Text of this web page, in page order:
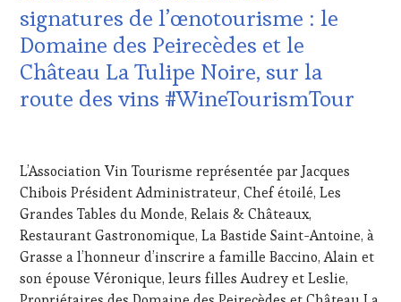
VIN
ET
DE
LA
HAUTE
GASTRONOMIE
DÉGUSTATIONS,
WINE
TASTING
MÉDIAS,
PRESSE
ÉCRITE,
RADIO,
signatures de l’œnotourisme : le
Domaine des Peirecèdes et le
Château La Tulipe Noire, sur la
route des vins #WineTourismTour
2024
L’Association Vin Tourisme représentée par Jacques
Chibois Président Administrateur, Chef étoilé, Les
Grandes Tables du Monde, Relais & Châteaux,
Restaurant Gastronomique, La Bastide Saint-Antoine, à
Grasse a l’honneur d’inscrire a famille Baccino, Alain et
son épouse Véronique, leurs filles Audrey et Leslie,